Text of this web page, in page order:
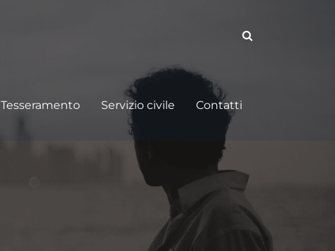
Tesseramento Servizio civile Contatti